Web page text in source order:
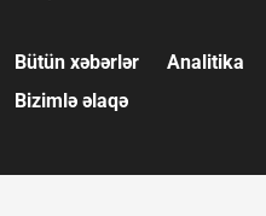
Bütün xəbərlər Analitika
Bizimlə əlaqə